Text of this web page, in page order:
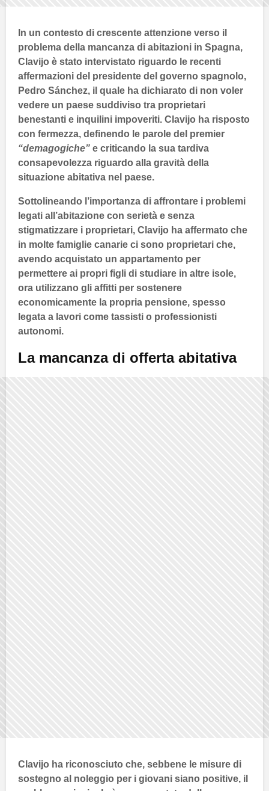
In un contesto di crescente attenzione verso il
problema della mancanza di abitazioni in Spagna,
Clavijo è stato intervistato riguardo le recenti
affermazioni del presidente del governo spagnolo,
Pedro Sánchez, il quale ha dichiarato di non voler
vedere un paese suddiviso tra proprietari
benestanti e inquilini impoveriti. Clavijo ha risposto
con fermezza, definendo le parole del premier
“demagogiche” e criticando la sua tardiva
consapevolezza riguardo alla gravità della
situazione abitativa nel paese.
Sottolineando l’importanza di affrontare i problemi
legati all’abitazione con serietà e senza
stigmatizzare i proprietari, Clavijo ha affermato che
in molte famiglie canarie ci sono proprietari che,
avendo acquistato un appartamento per
permettere ai propri figli di studiare in altre isole,
ora utilizzano gli affitti per sostenere
economicamente la propria pensione, spesso
legata a lavori come tassisti o professionisti
autonomi.
La mancanza di offerta abitativa
Clavijo ha riconosciuto che, sebbene le misure di
sostegno al noleggio per i giovani siano positive, il